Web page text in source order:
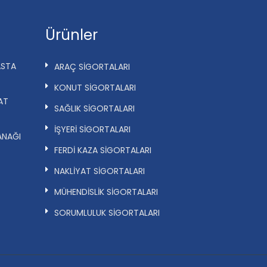
Ürünler
ARAÇ SİGORTALARI
KONUT SİGORTALARI
SAĞLIK SİGORTALARI
İŞYERİ SİGORTALARI
FERDİ KAZA SİGORTALARI
NAKLİYAT SİGORTALARI
MÜHENDİSLİK SİGORTALARI
SORUMLULUK SİGORTALARI